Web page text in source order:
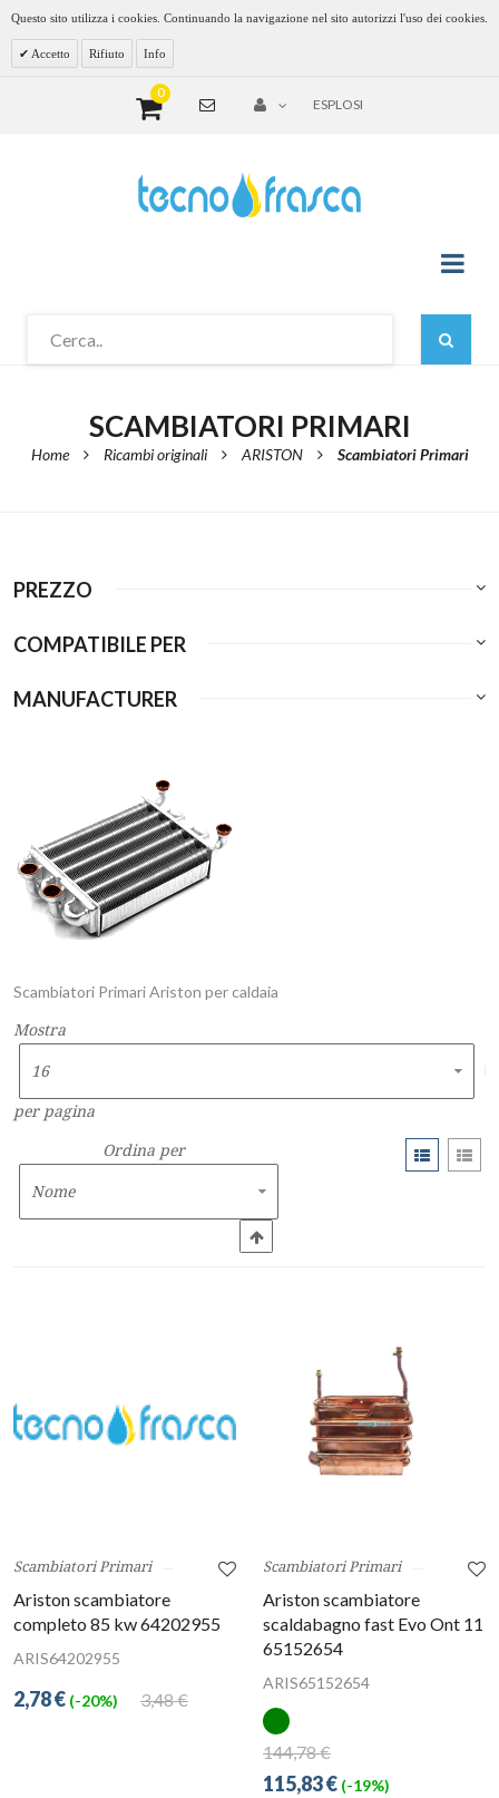
Questo sito utilizza i cookies. Continuando la navigazione nel sito autorizzi l'uso dei cookies.
Accetto Rifiuto Info
0
ESPLOSI
SCAMBIATORI PRIMARI
Home Ricambi originali ARISTON Scambiatori Primari
PREZZO
COMPATIBILE PER
MANUFACTURER
Scambiatori Primari Ariston per caldaia
Mostra
per pagina
Ordina per
Scambiatori Primari
Ariston scambiatore
completo 85 kw 64202955
ARIS64202955
3,48 €
2,78 € (-20%)
Scambiatori Primari
Ariston scambiatore
scaldabagno fast Evo Ont 11
65152654
ARIS65152654
144,78 €
115,83 € (-19%)